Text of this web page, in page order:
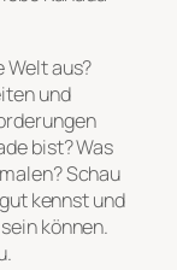
Welt aus?
und
bist? Was
Schau
kennst und
können.